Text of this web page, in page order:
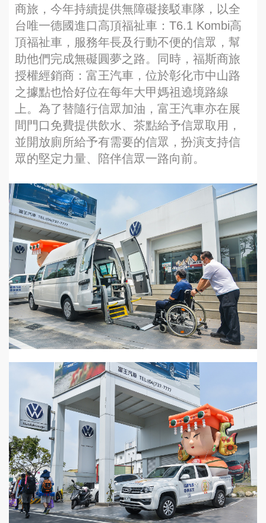
商旅，今年持續提供無障礙接駁車隊，以全
台唯一德國進口高頂福祉車：T6.1 Kombi高
頂福祉車，服務年長及行動不便的信眾，幫
助他們完成無礙圓夢之路。同時，福斯商旅
授權經銷商：富王汽車，位於彰化市中山路
之據點也恰好位在每年大甲媽祖遶境路線
上。為了替隨行信眾加油，富王汽車亦在展
間門口免費提供飲水、茶點給予信眾取用，
並開放廁所給予有需要的信眾，扮演支持信
眾的堅定力量、陪伴信眾一路向前。